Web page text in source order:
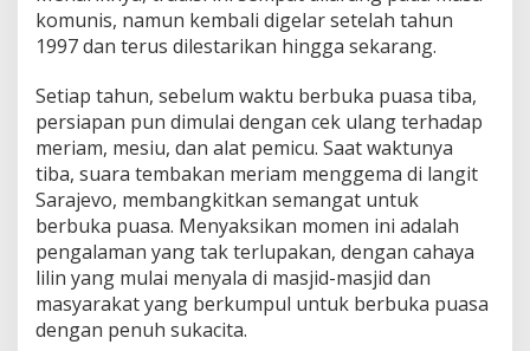
komunis, namun kembali digelar setelah tahun
1997 dan terus dilestarikan hingga sekarang.
Setiap tahun, sebelum waktu berbuka puasa tiba,
persiapan pun dimulai dengan cek ulang terhadap
meriam, mesiu, dan alat pemicu. Saat waktunya
tiba, suara tembakan meriam menggema di langit
Sarajevo, membangkitkan semangat untuk
berbuka puasa. Menyaksikan momen ini adalah
pengalaman yang tak terlupakan, dengan cahaya
lilin yang mulai menyala di masjid-masjid dan
masyarakat yang berkumpul untuk berbuka puasa
dengan penuh sukacita.